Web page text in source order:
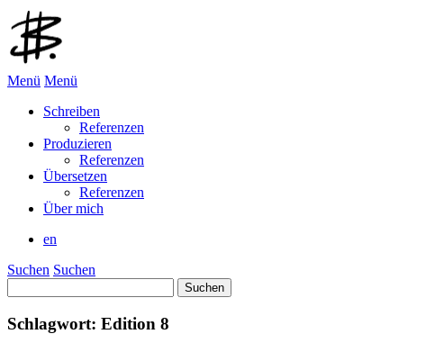
Menü Menü
Schreiben
Referenzen
Produzieren
Referenzen
Übersetzen
Referenzen
Über mich
en
Suchen Suchen
nach:
Schlagwort: Edition 8